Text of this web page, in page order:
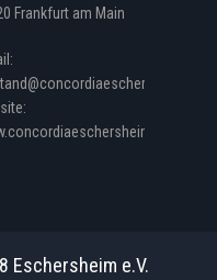
Frankfurt am Main
Eschersheim e.V.